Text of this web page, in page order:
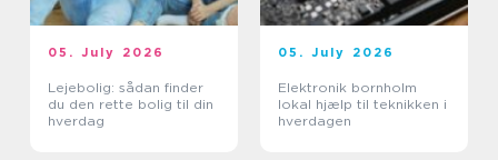
05. July 2026
Lejebolig: sådan finder
du den rette bolig til din
hverdag
05. July 2026
Elektronik bornholm
lokal hjælp til teknikken i
hverdagen